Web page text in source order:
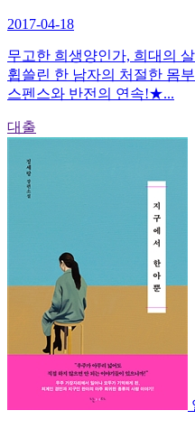
2017-04-18
무고한 희생양인가, 희대의
휩쓸린 한 남자의 처절한 몸
스펜스와 반전의 연속!★...
대출